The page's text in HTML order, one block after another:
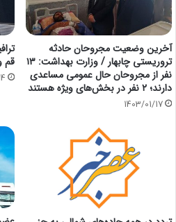
آخرین وضعیت مجروحان حادثه
تروریستی چابهار / وزارت بهداشت: ۱۳
نفر از مجروحان حال عمومی مساعدی
دارند؛ ۲ نفر در بخش‌های ویژه هستند
1403/01/17
قم